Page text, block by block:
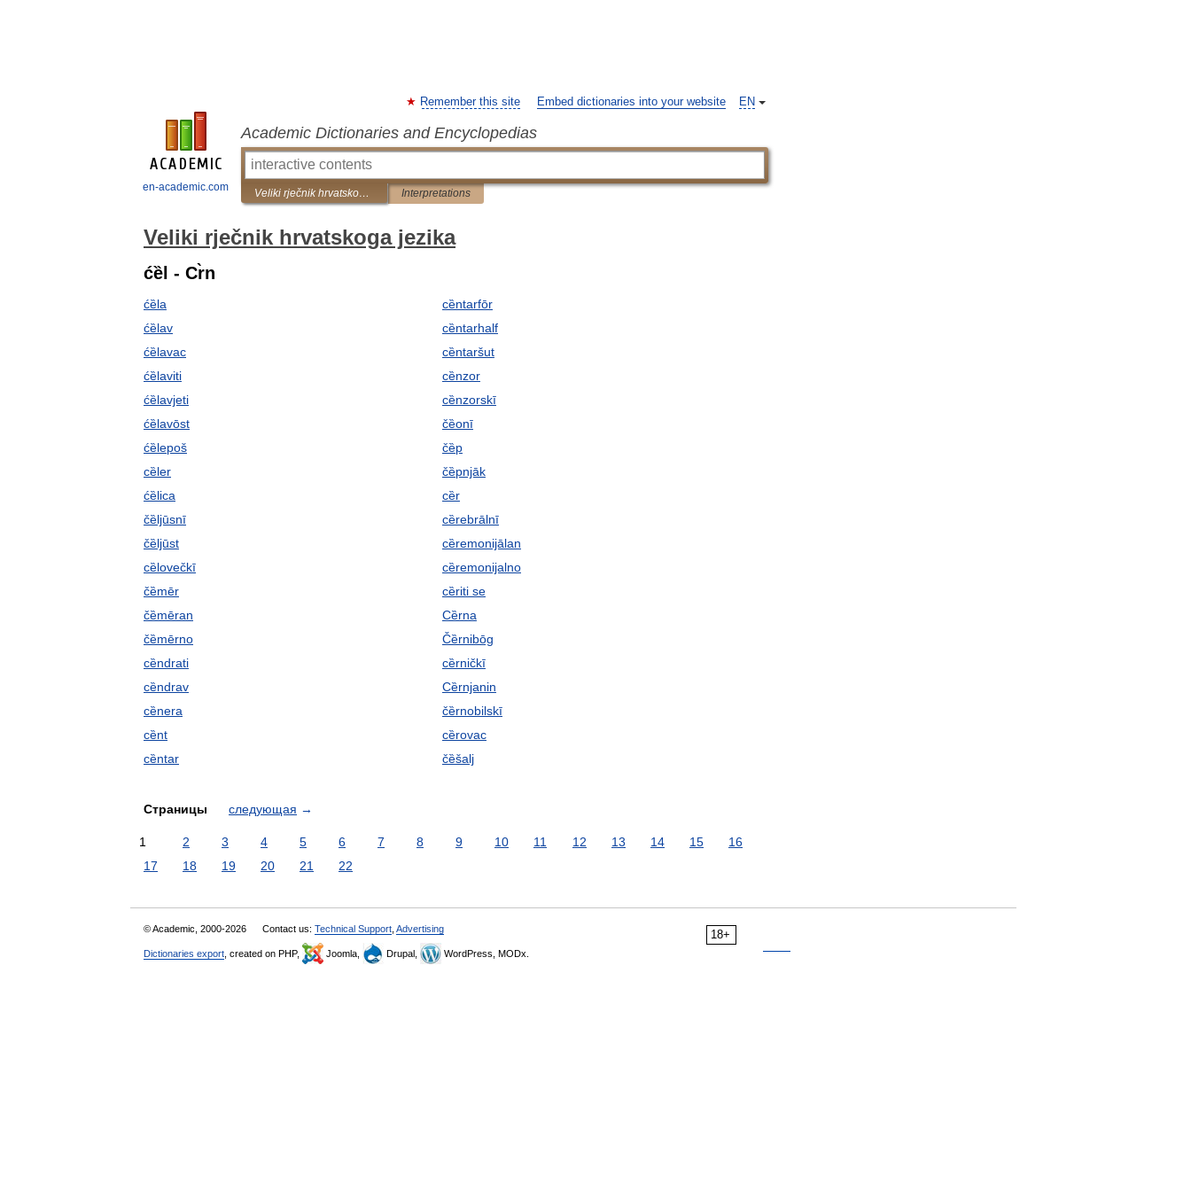
en-academic.com
EN
Remember this site Embed dictionaries into your website
Academic Dictionaries and Encyclopedias
Veliki rječnik hrvatskoga jezika Interpretations
Veliki rječnik hrvatskoga jezika
ćȅl - Cr̀n
ćȅla
ćȅlav
ćȅlavac
ćȅlaviti
ćȅlavjeti
ćȅlavōst
ćȅlepoš
cȅler
ćȅlica
čȅljūsnī
čȅljūst
cȅlovečkī
čȅmēr
čȅmēran
čȅmērno
cȅndrati
cȅndrav
cȅnera
cȅnt
cȅntar
cȅntarfōr
cȅntarhalf
cȅntaršut
cȅnzor
cȅnzorskī
čȅonī
čȅp
čȅpnjāk
cȅr
cȅrebrālnī
cȅremonijālan
cȅremonijalno
cȅriti se
Cȅrna
Čȅrnibōg
cȅrničkī
Cȅrnjanin
čȅrnobilskī
cȅrovac
čȅšalj
Страницы следующая →
1 2 3 4 5 6 7 8 9 10 11 12 13 14 15
16
17
18 19 20 21 22
18+
© Academic, 2000-2026 Contact us: Technical Support Advertising
Dictionaries export , created on PHP, Joomla, Drupal, WordPress, MODx.